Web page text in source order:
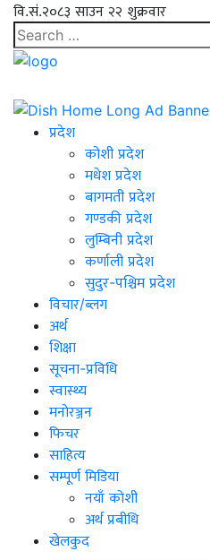
वि.सं.२०८३ साउन २२ शुक्रवार
प्रदेश
कोशी प्रदेश
मधेश प्रदेश
बागमती प्रदेश
गण्डकी प्रदेश
लुम्बिनी प्रदेश
कर्णाली प्रदेश
सुदुर-पश्चिम प्रदेश
विचार/ब्लग
अर्थ
शिक्षा
सूचना-प्रविधि
स्वास्थ्य
मनोरञ्जन
फिचर
साहित्य
सम्पूर्ण मिडिया
नयाँ कोशी
अर्थ प्रबीधि
खेलकुद